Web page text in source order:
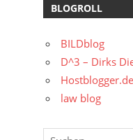
BLOGROLL
BILDblog
D^3 – Dirks
Hostblogger.de
law blog